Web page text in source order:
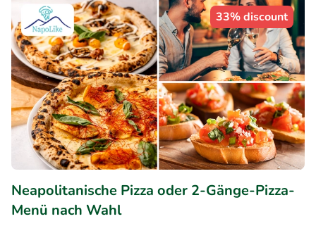
33% discount
Neapolitanische Pizza oder 2-Gänge-Pizza-
Menü nach Wahl